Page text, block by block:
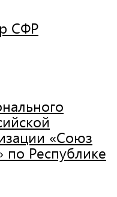
СФР
«Союз
по Республике